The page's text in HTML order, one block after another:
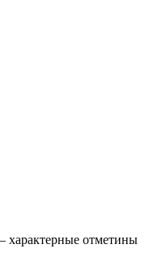
характерные отметины